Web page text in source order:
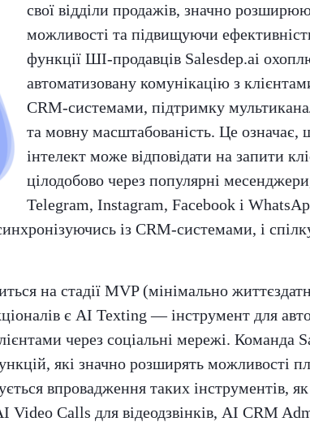
свої відділи продажів, значно
можливості та підвищуючи
функції ШІ-продавців Salesdep.ai
автоматизовану комунікацію з
CRM-системами, підтримку
та мовну масштабованість. Це
інтелект може відповідати на запити
цілодобово через популярні
Telegram, Instagram, Facebook і
із CRM-системами, і
на стадії MVP (мінімально
є AI Texting — інструмент для
через соціальні мережі. Команда
які значно розширять можливості
впровадження таких інструментів,
Video Calls для відеодзвінків, AI CRM